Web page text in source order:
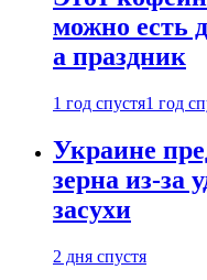
можно есть
а праздник
1 год спустя1 год
Украине
зерна из-за
засухи
2 дня спустя